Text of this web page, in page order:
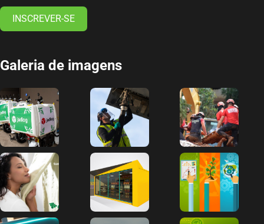
INSCREVER-SE
Galeria de imagens